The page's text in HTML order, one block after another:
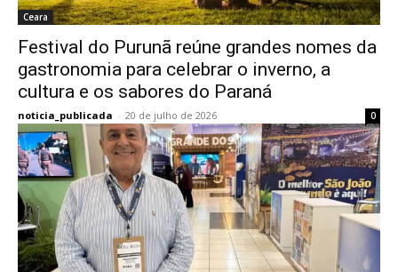
Ceara
Festival do Purunã reúne grandes nomes da
gastronomia para celebrar o inverno, a
cultura e os sabores do Paraná
noticia_publicada - 20 de julho de 2026 0